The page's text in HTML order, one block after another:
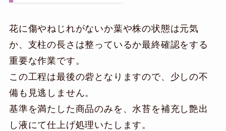
花に傷やねじれがないか葉や株の状態は元気
か、支柱の長さは整っているか最終確認をする
重要な作業です。
この工程は最後の砦となりますので、少しの不
備も見逃しません。
基準を満たした商品のみを、水苔を補充し艶出
し液にて仕上げ処理いたします。